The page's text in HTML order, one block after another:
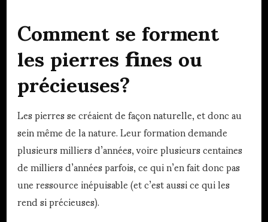
Comment se forment
les pierres fines ou
précieuses?
Les pierres se créaient de façon naturelle, et donc au
sein même de la nature. Leur formation demande
plusieurs milliers d’années, voire plusieurs centaines
de milliers d’années parfois, ce qui n’en fait donc pas
une ressource inépuisable (et c’est aussi ce qui les
rend si précieuses).